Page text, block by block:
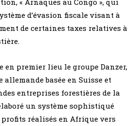
d’évasion fiscale visant à
de certaines taxes relatives à
en premier lieu le groupe Danzer,
basée en Suisse et
entreprises forestières de la
un système sophistiqué
réalisés en Afrique vers